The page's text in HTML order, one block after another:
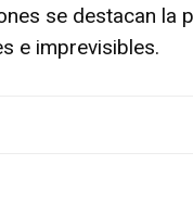
se destacan la
e imprevisibles.